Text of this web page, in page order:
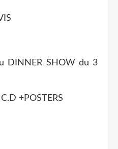
DINNER SHOW du 3
+POSTERS